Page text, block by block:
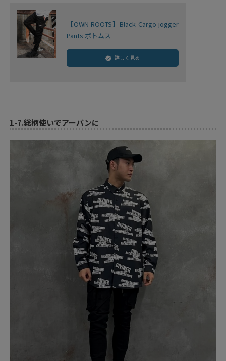
【OWN ROOTS】Black Cargo jogger
Pants ボトムス
詳しく見る
1-7.総柄使いでアーバンに